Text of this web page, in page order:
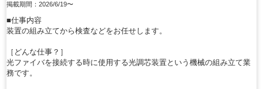
掲載期間：2026/6/19〜
■仕事内容
装置の組み立てから検査などをお任せします。
［どんな仕事？］
光ファイバを接続する時に使用する光調芯装置という機械の組み立て業
務です。